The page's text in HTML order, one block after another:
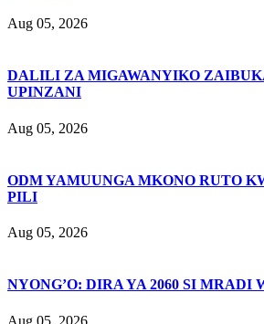
Aug 05, 2026
DALILI ZA MIGAWANYIKO
UPINZANI
Aug 05, 2026
ODM YAMUUNGA MKONO RUTO
PILI
Aug 05, 2026
NYONG’O: DIRA YA 2060 SI MRADI
Aug 05, 2026